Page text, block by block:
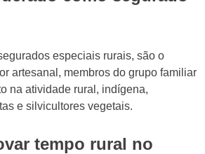
especiais rurais, são o
artesanal, membros do grupo familiar
na atividade rural, indígena,
e silvicultores vegetais.
tempo rural no